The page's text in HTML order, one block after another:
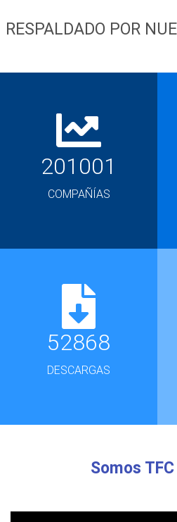
RESPALDADO POR
201001
COMPAÑÍAS
52868
DESCARGAS
Somos